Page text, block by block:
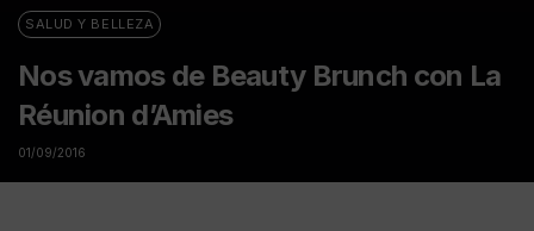
SALUD Y BELLEZA
Nos vamos de Beauty Brunch con La
Réunion d’Amies
01/09/2016